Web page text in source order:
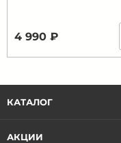
4 990 ₽
КАТАЛОГ
АКЦИИ